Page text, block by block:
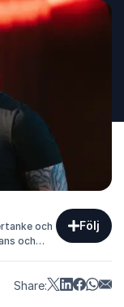
och
och
Följ
Share: